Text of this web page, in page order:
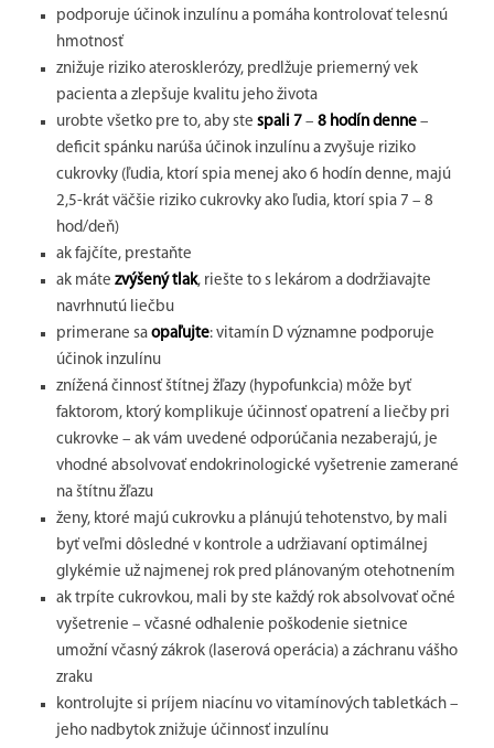
podporuje účinok inzulínu a pomáha kontrolovať telesnú
hmotnosť
znižuje riziko aterosklerózy, predlžuje priemerný vek
pacienta a zlepšuje kvalitu jeho života
urobte všetko pre to, aby ste spali 7 – 8 hodín denne –
deficit spánku narúša účinok inzulínu a zvyšuje riziko
cukrovky (ľudia, ktorí spia menej ako 6 hodín denne, majú
2,5-krát väčšie riziko cukrovky ako ľudia, ktorí spia 7 – 8
hod/deň)
ak fajčíte, prestaňte
ak máte zvýšený tlak, riešte to s lekárom a dodržiavajte
navrhnutú liečbu
primerane sa opaľujte: vitamín D významne podporuje
účinok inzulínu
znížená činnosť štítnej žľazy (hypofunkcia) môže byť
faktorom, ktorý komplikuje účinnosť opatrení a liečby pri
cukrovke – ak vám uvedené odporúčania nezaberajú, je
vhodné absolvovať endokrinologické vyšetrenie zamerané
na štítnu žľazu
ženy, ktoré majú cukrovku a plánujú tehotenstvo, by mali
byť veľmi dôsledné v kontrole a udržiavaní optimálnej
glykémie už najmenej rok pred plánovaným otehotnením
ak trpíte cukrovkou, mali by ste každý rok absolvovať očné
vyšetrenie – včasné odhalenie poškodenie sietnice
umožní včasný zákrok (laserová operácia) a záchranu vášho
zraku
kontrolujte si príjem niacínu vo vitamínových tabletkách –
jeho nadbytok znižuje účinnosť inzulínu